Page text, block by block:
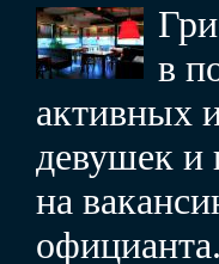
в
активных
девушек и
на